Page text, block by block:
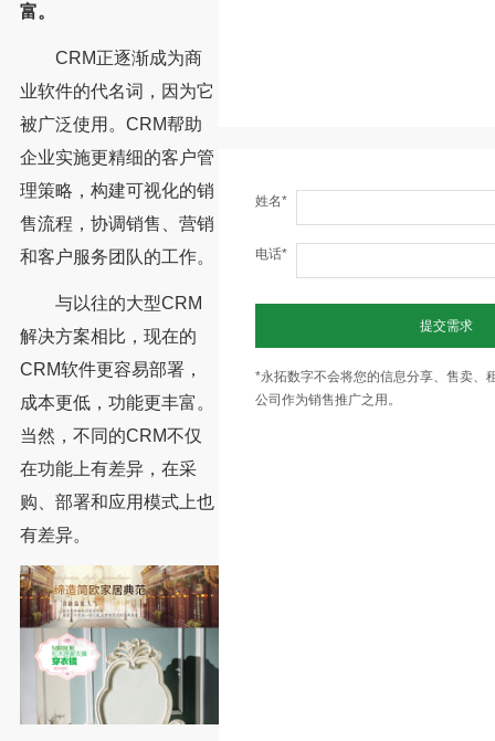
富。
CRM正逐渐成为商
业软件的代名词，因为它
被广泛使用。CRM帮助
企业实施更精细的客户管
理策略，构建可视化的销
售流程，协调销售、营销
和客户服务团队的工作。
与以往的大型CRM
解决方案相比，现在的
CRM软件更容易部署，
成本更低，功能更丰富。
当然，不同的CRM不仅
在功能上有差异，在采
购、部署和应用模式上也
有差异。
姓名*
电话*
提交需求
*永拓数字不会将您的信息分享、售卖、
公司作为销售推广之用。